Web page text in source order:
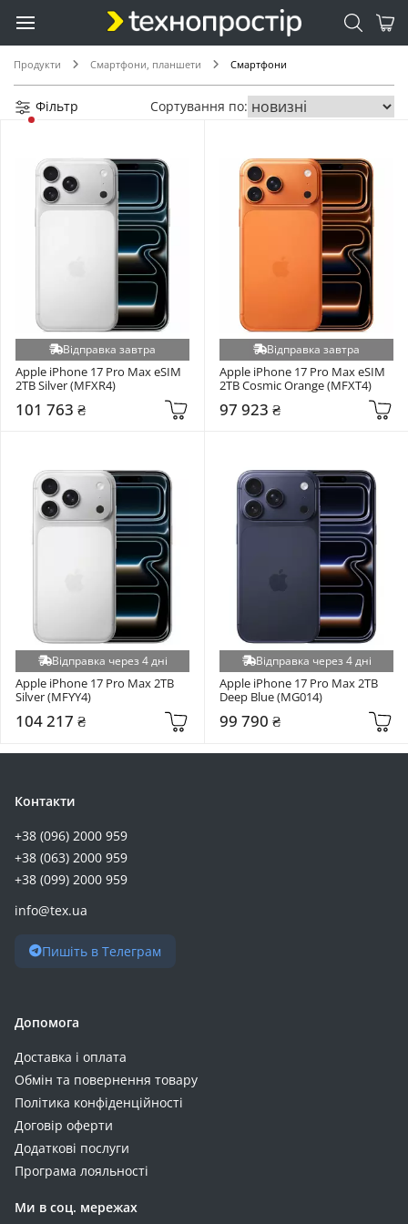
Продукти Смартфони, планшети Смартфони
Фільтр Сортування по:
Відправка завтра
Apple iPhone 17 Pro Max eSIM
2TB Silver (MFXR4)
101 763 ₴
Відправка завтра
Apple iPhone 17 Pro Max eSIM
2TB Cosmic Orange (MFXT4)
97 923 ₴
Відправка через 4 дні
Apple iPhone 17 Pro Max 2TB
Silver (MFYY4)
104 217 ₴
Відправка через 4 дні
Apple iPhone 17 Pro Max 2TB
Deep Blue (MG014)
99 790 ₴
Контакти
+38 (096) 2000 959
+38 (063) 2000 959
+38 (099) 2000 959
info@tex.ua
Пишіть в Телеграм
Допомога
Доставка і оплата
Обмін та повернення товару
Політика конфіденційності
Договір оферти
Додаткові послуги
Програма лояльності
Ми в соц. мережах